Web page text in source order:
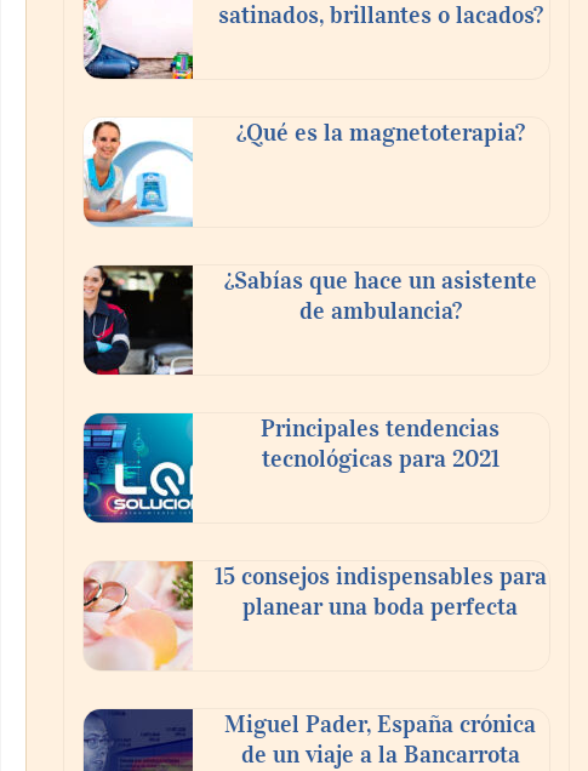
satinados, brillantes o lacados?
¿Qué es la magnetoterapia?
¿Sabías que hace un asistente
de ambulancia?
Principales tendencias
tecnológicas para 2021
15 consejos indispensables para
planear una boda perfecta
Miguel Pader, España crónica
de un viaje a la Bancarrota